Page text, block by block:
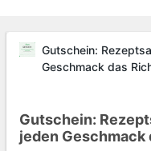
Gutschein:
Geschmack das
Gutschein:
jeden Geschmack